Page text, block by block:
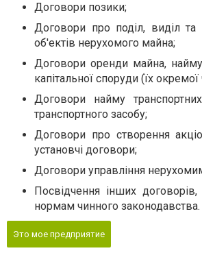
Договори позики;
Договори про поділ, виділ та
об'ектів нерухомого майна;
Договори оренди майна,
капітальної споруди (їx окремої
Договори найму
транспортного засобу;
Договори про створення
установчі договори;
Договори управління
Посвідчення інших
нормам чинного законодавства.
Это мое предприятие